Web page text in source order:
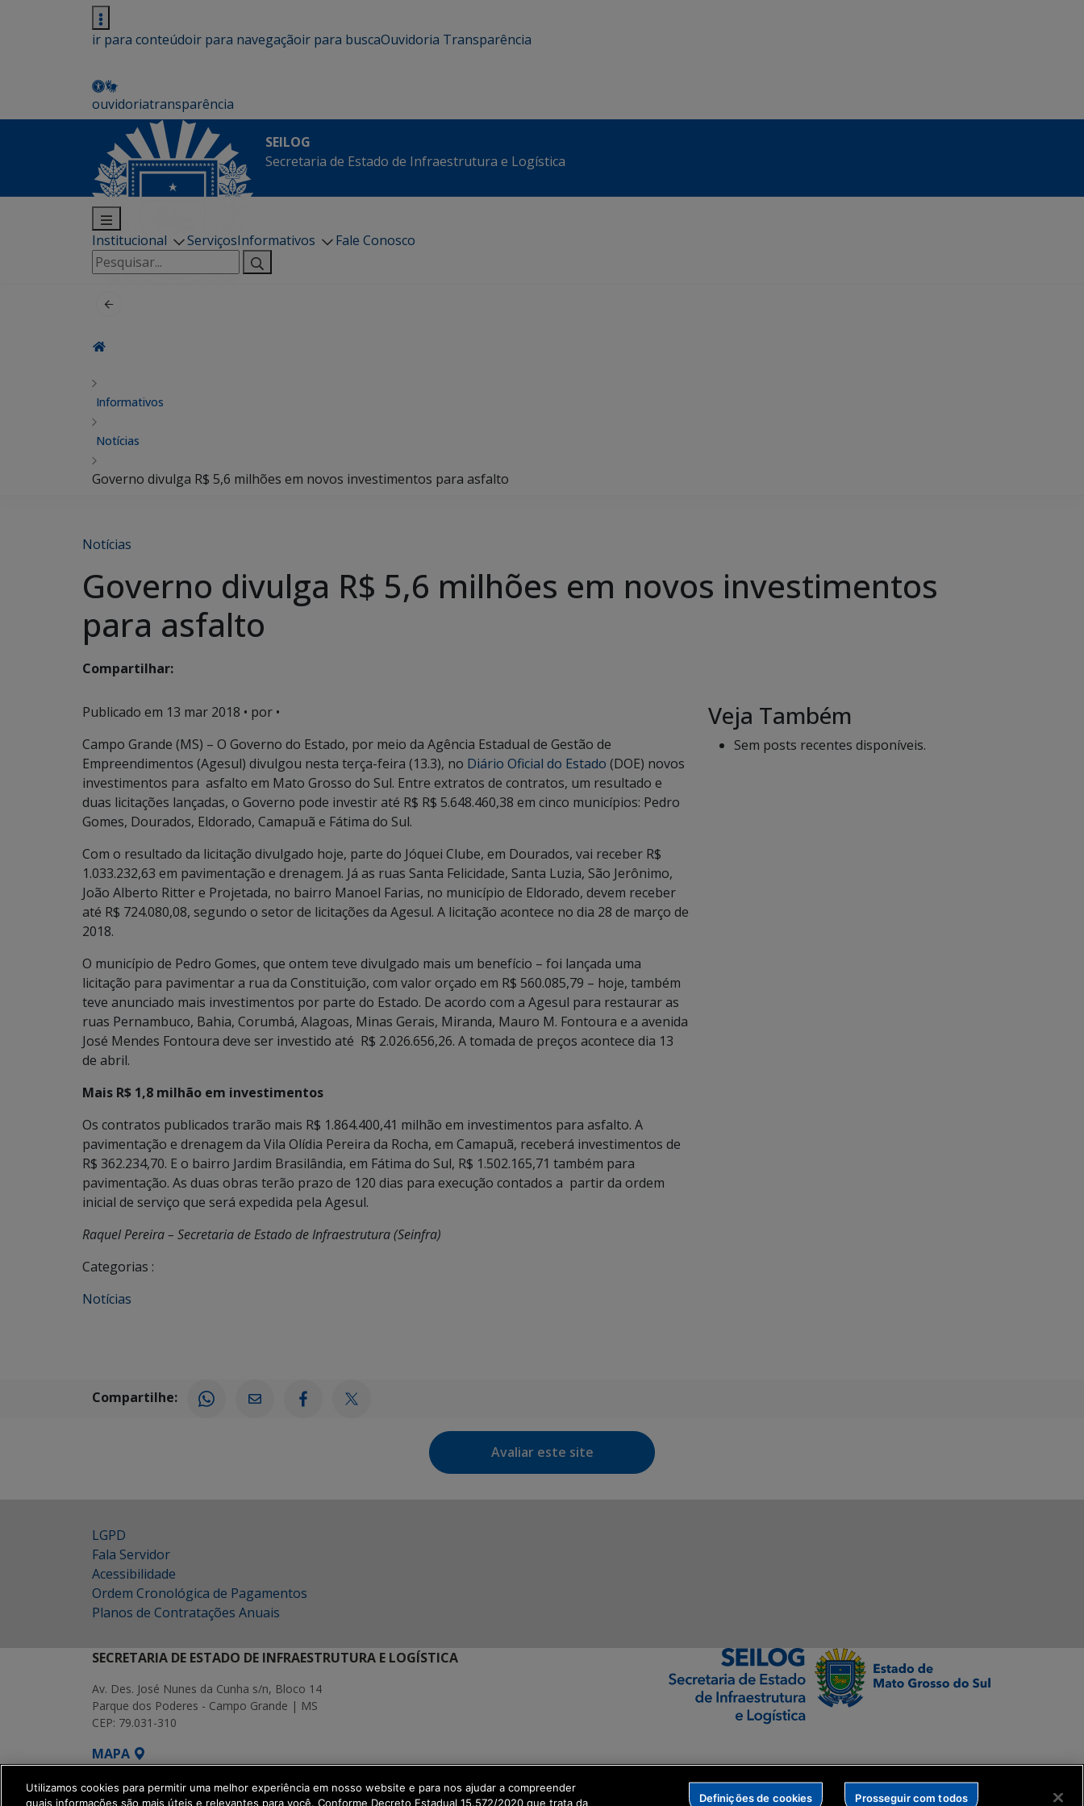
ir para conteúdoir para navegaçãoir para buscaOuvidoria Transparência
ouvidoriatransparência
SEILOG
Secretaria de Estado de Infraestrutura e Logística
Institucional ServiçosInformativos
Fale Conosco
Pesquisar
por:
Informativos
Notícias
Governo divulga R$ 5,6 milhões em novos investimentos para asfalto
Notícias
Governo divulga R$ 5,6 milhões em novos investimentos
para asfalto
Compartilhar:
Publicado em 13 mar 2018 • por •
Campo Grande (MS) – O Governo do Estado, por meio da Agência Estadual de Gestão de
Empreendimentos (Agesul) divulgou nesta terça-feira (13.3), no Diário Oficial do Estado (DOE) novos
investimentos para asfalto em Mato Grosso do Sul. Entre extratos de contratos, um resultado e
duas licitações lançadas, o Governo pode investir até R$ R$ 5.648.460,38 em cinco municípios: Pedro
Gomes, Dourados, Eldorado, Camapuã e Fátima do Sul.
Com o resultado da licitação divulgado hoje, parte do Jóquei Clube, em Dourados, vai receber R$
1.033.232,63 em pavimentação e drenagem. Já as ruas Santa Felicidade, Santa Luzia, São Jerônimo,
João Alberto Ritter e Projetada, no bairro Manoel Farias, no município de Eldorado, devem receber
até R$ 724.080,08, segundo o setor de licitações da Agesul. A licitação acontece no dia 28 de março de
2018.
O município de Pedro Gomes, que ontem teve divulgado mais um benefício – foi lançada uma
licitação para pavimentar a rua da Constituição, com valor orçado em R$ 560.085,79 – hoje, também
teve anunciado mais investimentos por parte do Estado. De acordo com a Agesul para restaurar as
ruas Pernambuco, Bahia, Corumbá, Alagoas, Minas Gerais, Miranda, Mauro M. Fontoura e a avenida
José Mendes Fontoura deve ser investido até R$ 2.026.656,26. A tomada de preços acontece dia 13
de abril.
Mais R$ 1,8 milhão em investimentos
Os contratos publicados trarão mais R$ 1.864.400,41 milhão em investimentos para asfalto. A
pavimentação e drenagem da Vila Olídia Pereira da Rocha, em Camapuã, receberá investimentos de
R$ 362.234,70. E o bairro Jardim Brasilândia, em Fátima do Sul, R$ 1.502.165,71 também para
pavimentação. As duas obras terão prazo de 120 dias para execução contados a partir da ordem
inicial de serviço que será expedida pela Agesul.
Raquel Pereira – Secretaria de Estado de Infraestrutura (Seinfra)
Categorias :
Notícias
Veja Também
Sem posts recentes disponíveis.
Compartilhe:
Avaliar este site
LGPD
Fala Servidor
Acessibilidade
Ordem Cronológica de Pagamentos
Planos de Contratações Anuais
SECRETARIA DE ESTADO DE INFRAESTRUTURA E LOGÍSTICA
Av. Des. José Nunes da Cunha s/n, Bloco 14
Parque dos Poderes - Campo Grande | MS
CEP: 79.031-310
MAPA
SETDIG | Secretaria-Executiva de Transformação Digital
Utilizamos cookies para permitir uma melhor experiência em nosso website e para nos ajudar a compreender
quais informações são mais úteis e relevantes para você. Conforme Decreto Estadual 15.572/2020 que trata da
Definições de cookies Prosseguir com todos